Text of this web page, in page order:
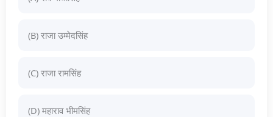
(B) राजा उम्मेदसिंह
(C) राजा रामसिंह
(D) महाराव भीमसिंह